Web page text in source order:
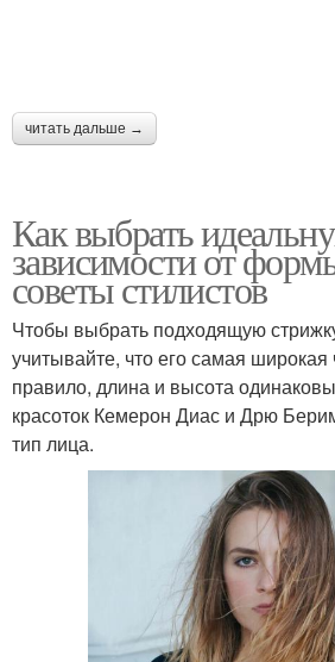
читать дальше →
Как выбрать
зависимости от
советы стилистов
Чтобы выбрать подходящую
учитывайте, что его самая
правило, длина и высота
красоток Кемерон Диас и Дрю
тип лица.